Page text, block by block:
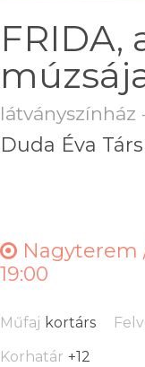
FRIDA,
Duda Éva
Nagyterem
19:00
Műfaj kortárs
Korhatár +12